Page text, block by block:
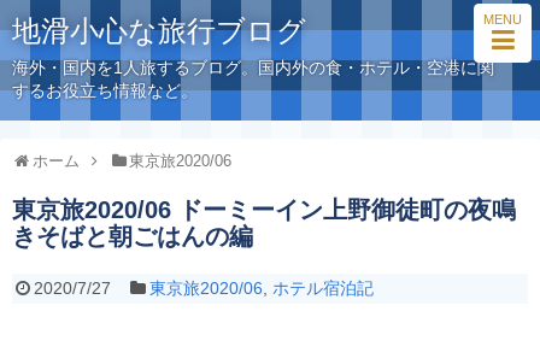
MENU
地滑小心な旅行ブログ
海外・国内を1人旅するブログ。国内外の食・ホテル・空港に関
するお役立ち情報など。
ホーム 東京旅2020/06
東京旅2020/06 ドーミーイン上野御徒町の夜鳴
きそばと朝ごはんの編
2020/7/27 東京旅2020/06 ホテル宿泊記